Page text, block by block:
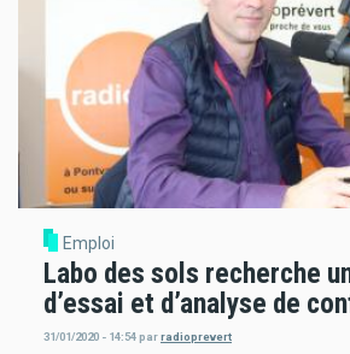
Emploi
Labo des sols recherche
d’essai et d’analyse de
31/01/2020 - 14:54parradioprevert